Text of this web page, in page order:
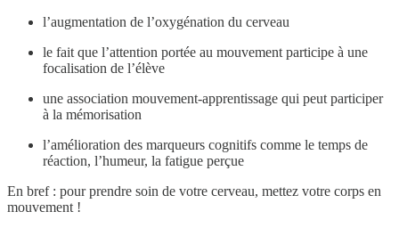
l’augmentation de l’oxygénation du cerveau
le fait que l’attention portée au mouvement participe à une
focalisation de l’élève
une association mouvement-apprentissage qui peut participer
à la mémorisation
l’amélioration des marqueurs cognitifs comme le temps de
réaction, l’humeur, la fatigue perçue
En bref : pour prendre soin de votre cerveau, mettez votre corps en
mouvement !